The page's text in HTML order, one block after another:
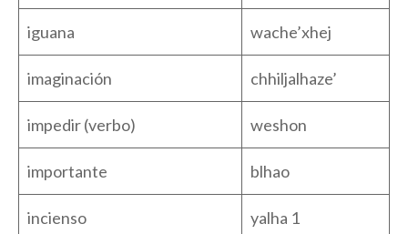
iguana wache’xhej
imaginación chhiljalhaze’
impedir (verbo) weshon
importante blhao
incienso yalha 1